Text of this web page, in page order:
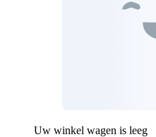
Uw winkel wagen is leeg